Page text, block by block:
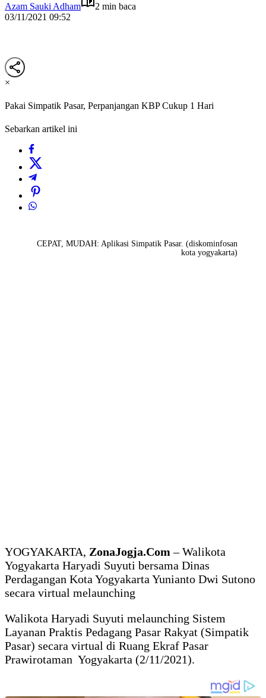
Azam Sauki Adham
2 min baca
03/11/2021 09:52
×
Pakai Simpatik Pasar, Perpanjangan KBP Cukup 1 Hari
Sebarkan artikel ini
CEPAT, MUDAH: Aplikasi Simpatik Pasar. (diskominfosan
kota yogyakarta)
YOGYAKARTA, ZonaJogja.Com – Walikota
Yogyakarta Haryadi Suyuti bersama Dinas
Perdagangan Kota Yogyakarta Yunianto Dwi Sutono
secara virtual melaunching
Walikota Haryadi Suyuti melaunching Sistem
Layanan Praktis Pedagang Pasar Rakyat (Simpatik
Pasar) secara virtual di Ruang Ekraf Pasar
Prawirotaman Yogyakarta (2/11/2021).